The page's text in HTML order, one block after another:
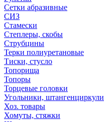
Сетки абразивные
СИЗ
Стамески
Степлеры, скобы
Струбцины
Терки полиуретановые
Тиски, стусло
Топорища
Топоры
Торцевые головки
Угольники, штангенциркули
Хоз. товары
Хомуты, стяжки